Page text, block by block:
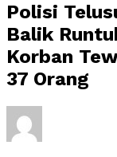
Polisi
Balik
Korban
37 Orang